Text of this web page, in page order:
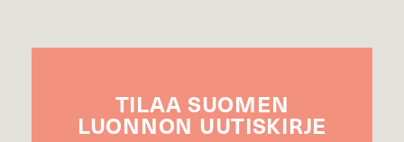
TILAA SUOMEN
LUONNON UUTIS­KIRJE